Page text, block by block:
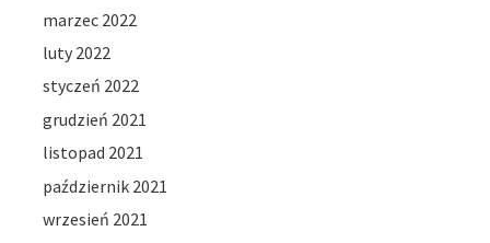
marzec 2022
luty 2022
styczeń 2022
grudzień 2021
listopad 2021
październik 2021
wrzesień 2021